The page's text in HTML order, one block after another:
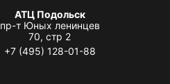
АТЦ Подольск
пр-т Юных ленинцев
70, стр 2
+7 (495) 128-01-88